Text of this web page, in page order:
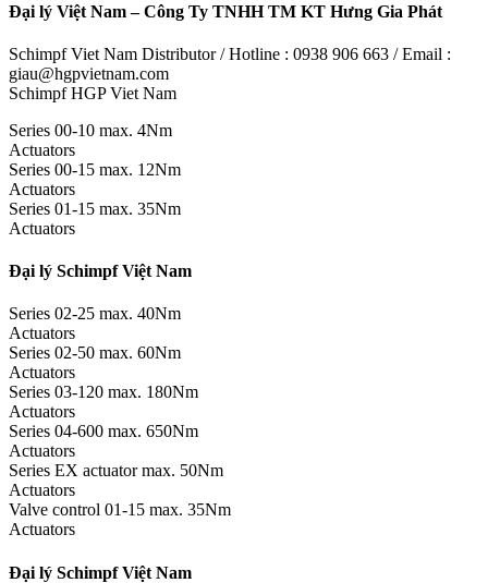
Đại lý Việt Nam – Công Ty TNHH TM KT Hưng Gia Phát
Schimpf Viet Nam Distributor / Hotline : 0938 906 663 / Email :
giau@hgpvietnam.com
Schimpf HGP Viet Nam
Series 00-10 max. 4Nm
Actuators
Series 00-15 max. 12Nm
Actuators
Series 01-15 max. 35Nm
Actuators
Đại lý Schimpf Việt Nam
Series 02-25 max. 40Nm
Actuators
Series 02-50 max. 60Nm
Actuators
Series 03-120 max. 180Nm
Actuators
Series 04-600 max. 650Nm
Actuators
Series EX actuator max. 50Nm
Actuators
Valve control 01-15 max. 35Nm
Actuators
Đại lý Schimpf Việt Nam